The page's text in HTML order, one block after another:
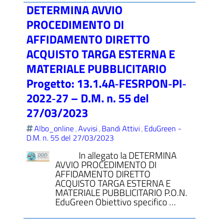
DETERMINA AVVIO
PROCEDIMENTO DI
AFFIDAMENTO DIRETTO
ACQUISTO TARGA ESTERNA E
MATERIALE PUBBLICITARIO
Progetto: 13.1.4A‐FESRPON‐PI‐
2022‐27 – D.M. n. 55 del
27/03/2023
Albo_online,Avvisi, Bandi Attivi, EduGreen -
D.M. n. 55 del 27/03/2023
In allegato la DETERMINA
AVVIO PROCEDIMENTO DI
AFFIDAMENTO DIRETTO
ACQUISTO TARGA ESTERNA E
MATERIALE PUBBLICITARIO P.O.N.
EduGreen Obiettivo specifico …